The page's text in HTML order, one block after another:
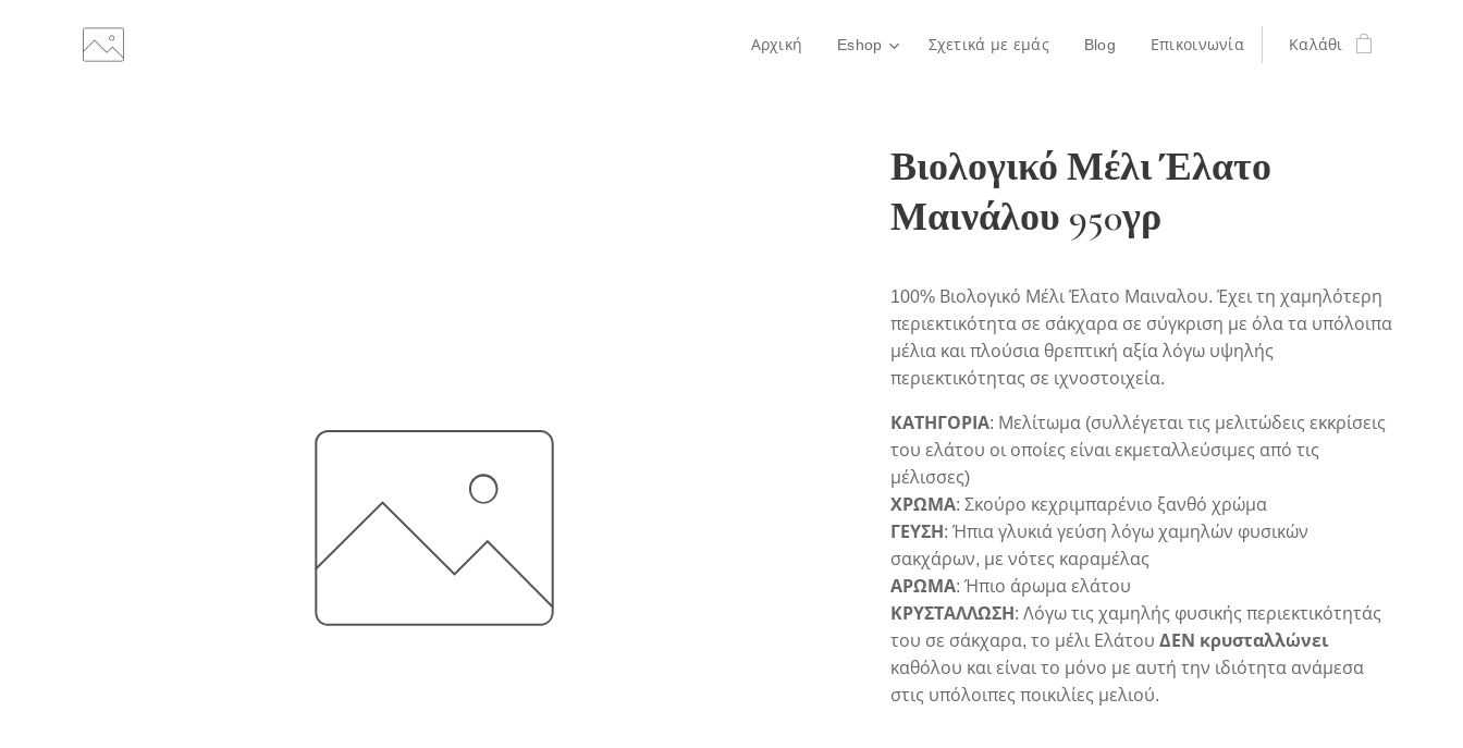
Αρχική Eshop Σχετικά με εμάς Blog Επικοινωνία Καλάθι
Βιολογικό Μέλι Έλατο
Μαινάλου 950γρ
100% Βιολογικό Μέλι Έλατο Μαιναλου. Έχει τη χαμηλότερη
περιεκτικότητα σε σάκχαρα σε σύγκριση με όλα τα υπόλοιπα
μέλια και πλούσια θρεπτική αξία λόγω υψηλής
περιεκτικότητας σε ιχνοστοιχεία.
ΚΑΤΗΓΟΡΙΑ: Μελίτωμα (συλλέγεται τις μελιτώδεις εκκρίσεις
του ελάτου οι οποίες είναι εκμεταλλεύσιμες από τις
μέλισσες)
ΧΡΩΜΑ: Σκούρο κεχριμπαρένιο ξανθό χρώμα
ΓΕΥΣΗ : Ήπια γλυκιά γεύση λόγω χαμηλών φυσικών
σακχάρων, με νότες καραμέλας
ΑΡΩΜΑ: Ήπιο άρωμα ελάτου
ΚΡΥΣΤΑΛΛΩΣΗ : Λόγω τις χαμηλής φυσικής περιεκτικότητάς
του σε σάκχαρα, το μέλι ΕλάτουΔΕΝ κρυσταλλώνει
καθόλου και είναι το μόνο με αυτή την ιδιότητα ανάμεσα
στις υπόλοιπες ποικιλίες μελιού.